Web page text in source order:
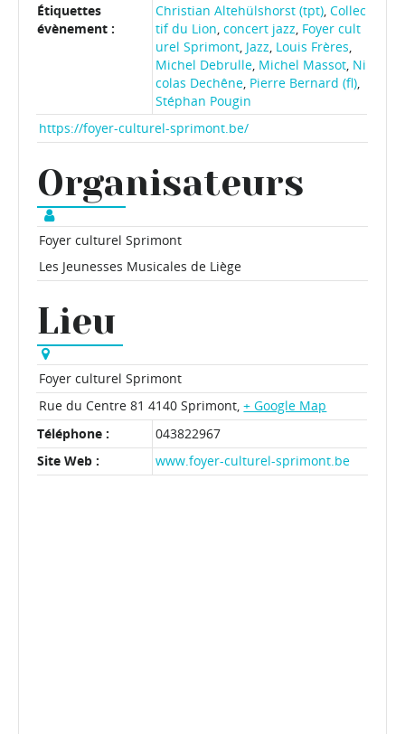
Étiquettes
évènement :
Christian Altehülshorst (tpt) ,Collec
tif du Lion ,concert jazz Foyer cult
urel Sprimont Jazz Louis Frères
Michel Debrulle Michel Massot Ni
colas Dechêne Pierre Bernard (fl)
Stéphan Pougin
https://foyer-culturel-sprimont.be/
Organisateurs
Foyer culturel Sprimont
Les Jeunesses Musicales de Liège
Lieu
Foyer culturel Sprimont
Rue du Centre 81 4140 Sprimont, + Google Map
Téléphone :
043822967
Site Web :
www.foyer-culturel-sprimont.be